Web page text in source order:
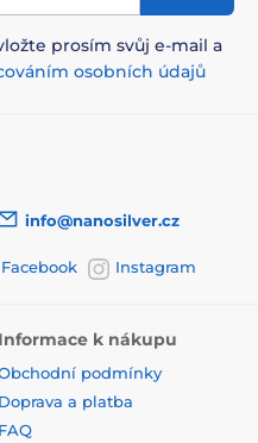
prosím svůj e-mail a
osobních údajů
info@nanosilver.cz
Facebook Instagram
Informace k nákupu
podmínky
Doprava a platba
FAQ